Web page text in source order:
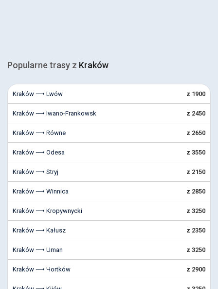
Popularne trasy z Kraków
Kraków ⟶ Lwów z 1900
Kraków ⟶ Iwano-Frankowsk z 2450
Kraków ⟶ Równe z 2650
Kraków ⟶ Odesa z 3550
Kraków ⟶ Stryj z 2150
Kraków ⟶ Winnica z 2850
Kraków ⟶ Kropywnycki z 3250
Kraków ⟶ Kałusz z 2350
Kraków ⟶ Uman z 3250
Kraków ⟶ Чortków z 2900